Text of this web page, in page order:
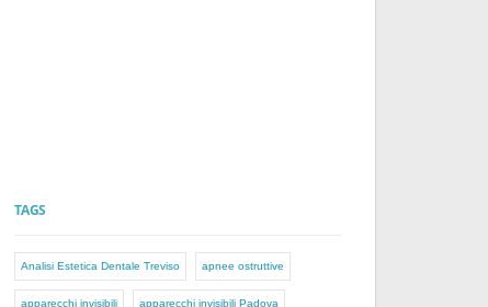
TAGS
Analisi Estetica Dentale Treviso apnee ostruttive
apparecchi invisibili apparecchi invisibili Padova